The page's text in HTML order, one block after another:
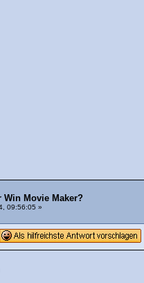
Win Movie Maker?
09:56:05 »